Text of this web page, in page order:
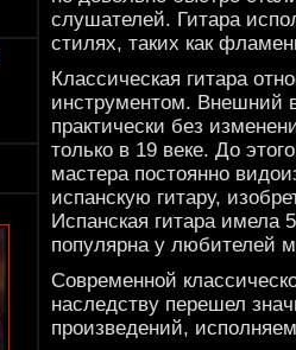
слушателей. Гитара
стилях, таких как
Классическая гитара
инструментом. Внешний
практически без
только в 19 веке. До
мастера постоянно
испанскую гитару,
Испанская гитара имела
популярна у любителей
Современной
наследству перешел
произведений,